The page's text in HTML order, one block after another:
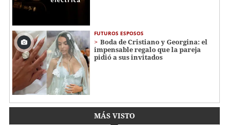
FUTUROS ESPOSOS
Boda de Cristiano y Georgina: el
impensable regalo que la pareja
pidió a sus invitados
MÁS VISTO